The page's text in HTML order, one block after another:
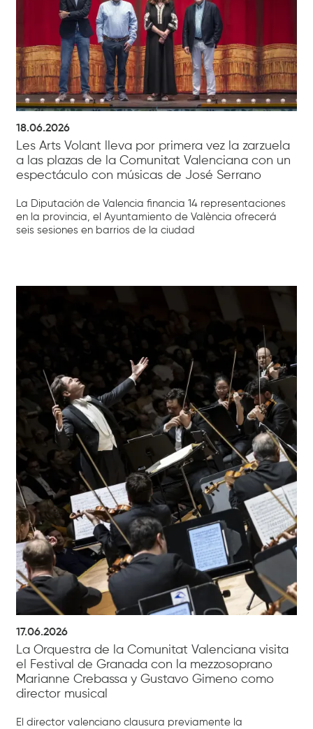
18.06.2026
Les Arts Volant lleva por primera vez la zarzuela
a las plazas de la Comunitat Valenciana con un
espectáculo con músicas de José Serrano
La Diputación de Valencia financia 14 representaciones
en la provincia, el Ayuntamiento de València ofrecerá
seis sesiones en barrios de la ciudad
17.06.2026
La Orquestra de la Comunitat Valenciana visita
el Festival de Granada con la mezzosoprano
Marianne Crebassa y Gustavo Gimeno como
director musical
El director valenciano clausura previamente la